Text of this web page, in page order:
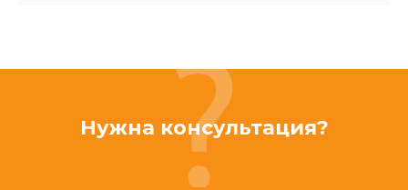
Нужна консультация?